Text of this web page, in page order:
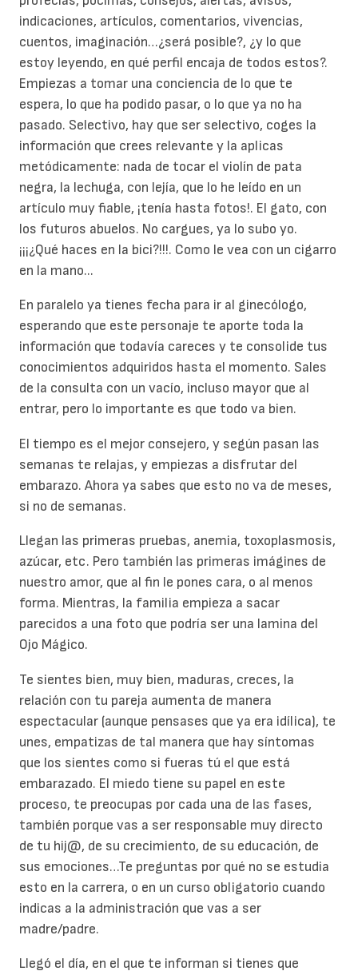
indicaciones, artículos, comentarios, vivencias,
cuentos, imaginación…¿será posible?, ¿y lo que
estoy leyendo, en qué perfil encaja de todos estos?.
Empiezas a tomar una conciencia de lo que te
espera, lo que ha podido pasar, o lo que ya no ha
pasado. Selectivo, hay que ser selectivo, coges la
información que crees relevante y la aplicas
metódicamente: nada de tocar el violín de pata
negra, la lechuga, con lejía, que lo he leído en un
artículo muy fiable, ¡tenía hasta fotos!. El gato, con
los futuros abuelos. No cargues, ya lo subo yo.
¡¡¡¿Qué haces en la bici?!!!. Como le vea con un cigarro
en la mano...
En paralelo ya tienes fecha para ir al ginecólogo,
esperando que este personaje te aporte toda la
información que todavía careces y te consolide tus
conocimientos adquiridos hasta el momento. Sales
de la consulta con un vacío, incluso mayor que al
entrar, pero lo importante es que todo va bien.
El tiempo es el mejor consejero, y según pasan las
semanas te relajas, y empiezas a disfrutar del
embarazo. Ahora ya sabes que esto no va de meses,
si no de semanas.
Llegan las primeras pruebas, anemia, toxoplasmosis,
azúcar, etc. Pero también las primeras imágines de
nuestro amor, que al fin le pones cara, o al menos
forma. Mientras, la familia empieza a sacar
parecidos a una foto que podría ser una lamina del
Ojo Mágico.
Te sientes bien, muy bien, maduras, creces, la
relación con tu pareja aumenta de manera
espectacular (aunque pensases que ya era idílica), te
unes, empatizas de tal manera que hay síntomas
que los sientes como si fueras tú el que está
embarazado. El miedo tiene su papel en este
proceso, te preocupas por cada una de las fases,
también porque vas a ser responsable muy directo
de tu hij@, de su crecimiento, de su educación, de
sus emociones…Te preguntas por qué no se estudia
esto en la carrera, o en un curso obligatorio cuando
indicas a la administración que vas a ser
madre/padre.
Llegó el día, en el que te informan si tienes que